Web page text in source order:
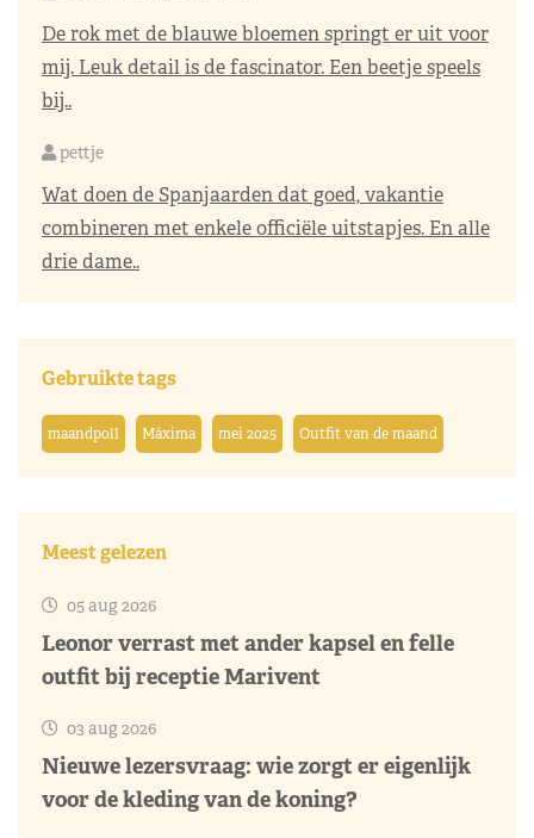
De rok met de blauwe bloemen springt er uit voor
mij. Leuk detail is de fascinator. Een beetje speels
bij..
pettje
Wat doen de Spanjaarden dat goed, vakantie
combineren met enkele officiële uitstapjes. En alle
drie dame..
Gebruikte tags
maandpoll Máxima mei 2025 Outfit van de maand
Meest gelezen
05 aug 2026
Leonor verrast met ander kapsel en felle
outfit bij receptie Marivent
03 aug 2026
Nieuwe lezersvraag: wie zorgt er eigenlijk
voor de kleding van de koning?